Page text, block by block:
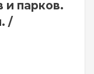
и парков.
/